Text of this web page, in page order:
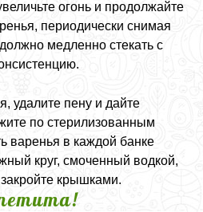
огонь и продолжайте
периодически снимая
медленно стекать с
удалите пену и дайте
по стерилизованным
варенья в каждой банке
круг, смоченный водкой,
крышками.